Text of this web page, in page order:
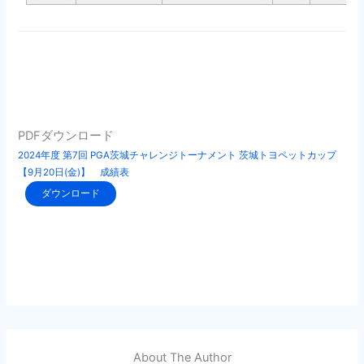
PDFダウンロード
2024年度 第7回 PGA茨城チャレンジトーナメント 茨城トヨペットカップ
【9月20日(金)】 成績表
ダウンロード
About The Author